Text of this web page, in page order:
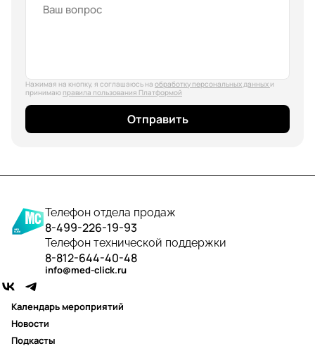
Нажимая на кнопку, я соглашаюсь на обработку персональных данных и
принимаю правила пользования Платформой
Отправить
Телефон отдела продаж
8-499-226-19-93
Телефон технической поддержки
8-812-644-40-48
info@med-click.ru
Календарь мероприятий
Новости
Подкасты